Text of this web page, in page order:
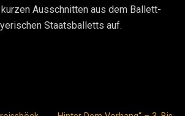
Ausschnitten aus dem Ballett-
Staatsballetts auf.